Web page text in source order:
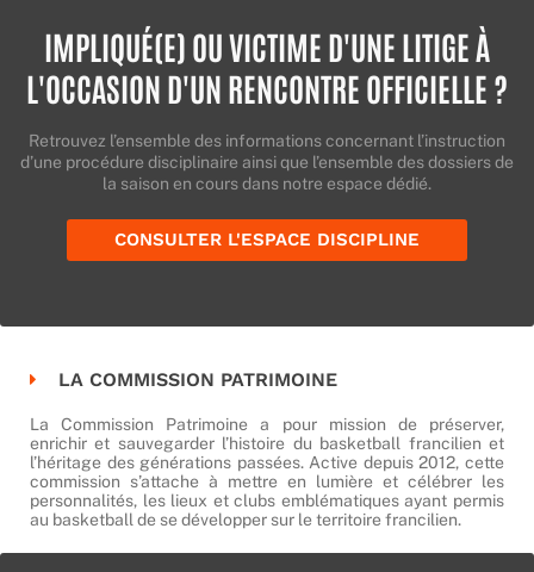
IMPLIQUÉ(E) OU VICTIME D'UNE LITIGE À
L'OCCASION D'UN RENCONTRE OFFICIELLE ?
Retrouvez l’ensemble des informations concernant l’instruction
d’une procédure disciplinaire ainsi que l’ensemble des dossiers de
la saison en cours dans notre espace dédié.
CONSULTER L'ESPACE DISCIPLINE
LA COMMISSION PATRIMOINE
La Commission Patrimoine a pour mission de préserver,
enrichir et sauvegarder l’histoire du basketball francilien et
l’héritage des générations passées. Active depuis 2012, cette
commission s’attache à mettre en lumière et célébrer les
personnalités, les lieux et clubs emblématiques ayant permis
au basketball de se développer sur le territoire francilien.